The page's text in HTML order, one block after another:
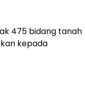
475 bidang tanah
kepada